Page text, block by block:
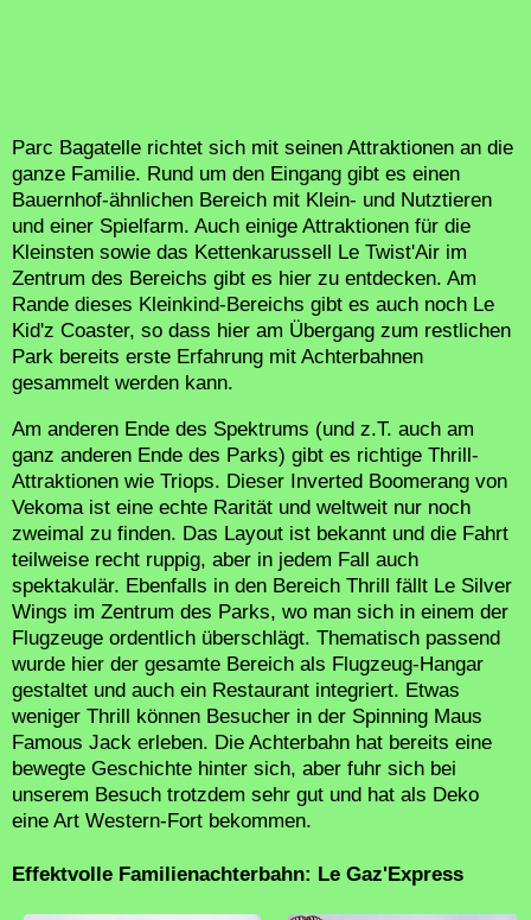
Parc Bagatelle richtet sich mit seinen Attraktionen an die
ganze Familie. Rund um den Eingang gibt es einen
Bauernhof-ähnlichen Bereich mit Klein- und Nutztieren
und einer Spielfarm. Auch einige Attraktionen für die
Kleinsten sowie das Kettenkarussell Le Twist'Air im
Zentrum des Bereichs gibt es hier zu entdecken. Am
Rande dieses Kleinkind-Bereichs gibt es auch noch Le
Kid'z Coaster, so dass hier am Übergang zum restlichen
Park bereits erste Erfahrung mit Achterbahnen
gesammelt werden kann.
Am anderen Ende des Spektrums (und z.T. auch am
ganz anderen Ende des Parks) gibt es richtige Thrill-
Attraktionen wie Triops. Dieser Inverted Boomerang von
Vekoma ist eine echte Rarität und weltweit nur noch
zweimal zu finden. Das Layout ist bekannt und die Fahrt
teilweise recht ruppig, aber in jedem Fall auch
spektakulär. Ebenfalls in den Bereich Thrill fällt Le Silver
Wings im Zentrum des Parks, wo man sich in einem der
Flugzeuge ordentlich überschlägt. Thematisch passend
wurde hier der gesamte Bereich als Flugzeug-Hangar
gestaltet und auch ein Restaurant integriert. Etwas
weniger Thrill können Besucher in der Spinning Maus
Famous Jack erleben. Die Achterbahn hat bereits eine
bewegte Geschichte hinter sich, aber fuhr sich bei
unserem Besuch trotzdem sehr gut und hat als Deko
eine Art Western-Fort bekommen.
Effektvolle Familienachterbahn: Le Gaz'Express